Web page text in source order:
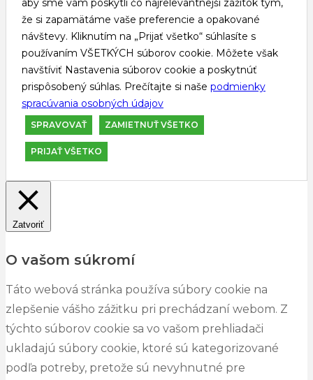
aby sme vám poskytli čo najrelevantnejší zážitok tým,
že si zapamätáme vaše preferencie a opakované
návštevy. Kliknutím na „Prijať všetko“ súhlasíte s
používaním VŠETKÝCH súborov cookie. Môžete však
navštíviť Nastavenia súborov cookie a poskytnúť
prispôsobený súhlas. Prečítajte si naše podmienky
spracúvania osobných údajov
SPRAVOVAŤ ZAMIETNUŤ VŠETKO
PRIJAŤ VŠETKO
Zatvoriť
O vašom súkromí
Táto webová stránka používa súbory cookie na
zlepšenie vášho zážitku pri prechádzaní webom. Z
týchto súborov cookie sa vo vašom prehliadači
ukladajú súbory cookie, ktoré sú kategorizované
podľa potreby, pretože sú nevyhnutné pre